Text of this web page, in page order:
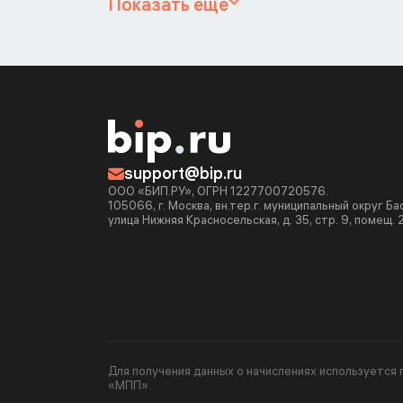
support@bip.ru
ООО «БИП.РУ», ОГРН 1227700720576.
105066, г. Москва, вн.тер.г. муниципальный округ
улица Нижняя Красносельская, д. 35, стр. 9, помещ.
Для получения данных о начислениях
«МПП».